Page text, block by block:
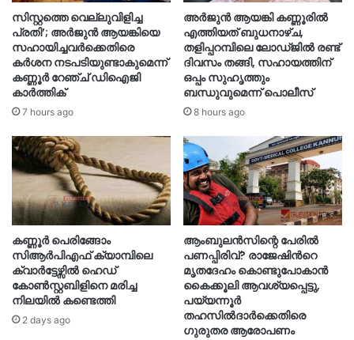
സിസ്റ്റത്തെ വെല്ലുവിളിച്ച
പ്രതി’; അർജുൻ ആയങ്കിയെ
സഹായിച്ചവർക്കെതിരെ
കർശന നടപടിയുണ്ടാകുമെന്ന്
കണ്ണൂർ റേഞ്ച് ഡിഐജി
കാർത്തിക്
7 hours ago
അർജുൻ ആയങ്കി കണ്ണൂരിൽ
എത്തിയത് ബുധനാഴ്ച,
തളിപ്പറമ്പിലെ ലോഡ്ജിൽ രണ്ട്
ദിവസം തങ്ങി, സഹായത്തിന്
ഒപ്പം സുഹൃത്തും
ബന്ധുവുമെന്ന് പൊലീസ്
8 hours ago
കണ്ണൂർ പെരിങ്ങോം
സിആർപിഎഫ് ക്യാമ്പിലെ
ക്വാർട്ടേഴ്സിൽ ഹെഡ്
കോൺസ്റ്റബിളിനെ മരിച്ച
നിലയിൽ കണ്ടെത്തി
2 days ago
ആംബുലൻസിന്റെ പേരിൽ
പണപ്പിരിവ്? രാജേഷിന്‍റെ
മൃതദേഹം കൊണ്ടുപോകാൻ
കൈക്കൂലി ആവശ്യപ്പെട്ടു,
പയ്യന്നൂർ
തഹസിൽദാർക്കെതിരെ
ഗുരുതര ആരോപണം